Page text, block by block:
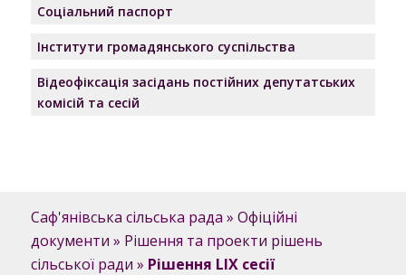
Соціальний паспорт
Інститути громадянського суспільства
Відеофіксація засідань постійних депутатських
комісій та сесій
Саф'янівська сільська рада » Офіційні
документи » Рішення та проекти рішень
сільської ради » Рішення LIX сесії